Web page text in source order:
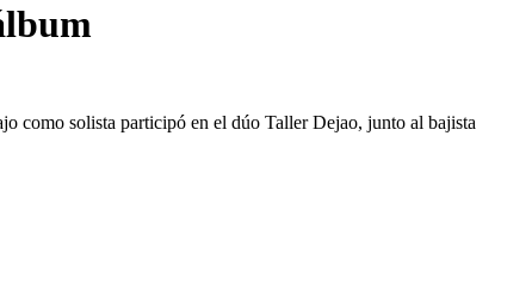
como solista participó en el dúo Taller Dejao, junto al bajista